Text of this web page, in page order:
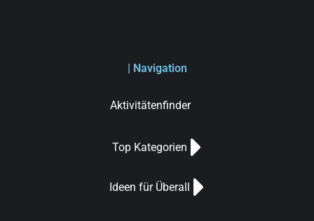
| Navigation
Aktivitätenfinder
Top Kategorien
Ideen für Überall